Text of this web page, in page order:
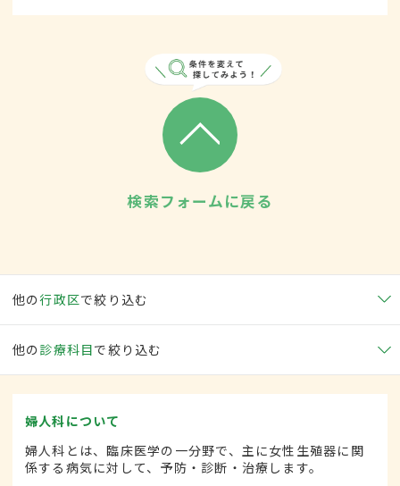
検索フォームに戻る
他の行政区で絞り込む
他の 診療科目で絞り込む
婦人科について
婦人科とは、臨床医学の一分野で、主に女性生殖器に関
係する病気に対して、予防・診断・治療します。